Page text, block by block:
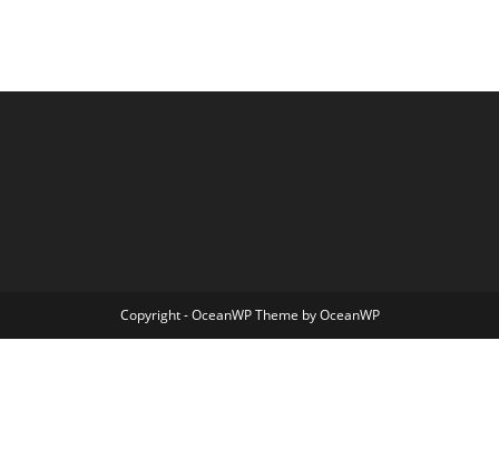
Copyright - OceanWP Theme by OceanWP